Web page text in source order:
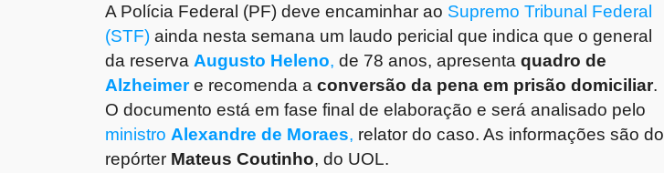
A Polícia Federal (PF) deve encaminhar ao Supremo Tribunal Federal
(STF) ainda nesta semana um laudo pericial que indica que o general
da reserva Augusto Heleno, de 78 anos, apresentaquadro de
Alzheimere recomenda aconversão da pena em prisão domiciliar.
O documento está em fase final de elaboração e será analisado pelo
ministro Alexandre de Moraes, relator do caso. As informações são do
repórter Mateus Coutinho, do UOL.